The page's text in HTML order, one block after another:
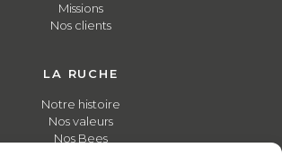
Missions
Nos clients
LA RUCHE
Notre histoire
Nos valeurs
Nos Bees